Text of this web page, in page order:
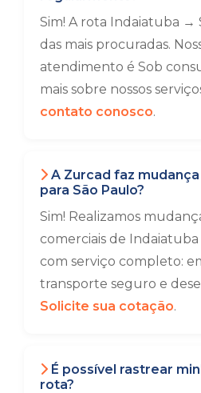
Sim! A rota Indaiatuba →
das mais procuradas.
atendimento é Sob
mais sobre nossos
contato conosco.
A Zurcad faz
para São Paulo?
Sim! Realizamos
comerciais de
com serviço completo:
transporte seguro e
Solicite sua cotação.
É possível rastrear
rota?